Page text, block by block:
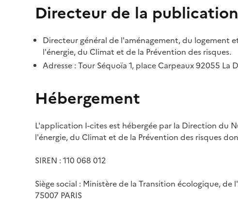
Directeur de la publication
Directeur général de l'aménagement, du logement
l'énergie, du Climat et de la Prévention des risques.
Adresse : Tour Séquoïa 1, place Carpeaux 92055 La
Hébergement
L'application I-cites est hébergée par la Direction du
l'énergie, du Climat et de la Prévention des risques
SIREN : 110 068 012
Siège social : Ministère de la Transition écologique,
75007 PARIS